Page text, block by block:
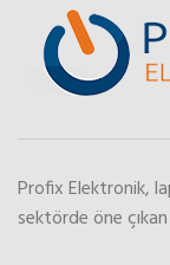
Profix Elektronik,
sektörde öne